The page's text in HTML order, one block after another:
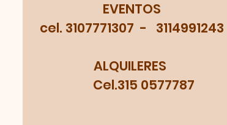
EVENTOS
cel. 3107771307 - 3114991243
ALQUILERES
Cel.315 0577787